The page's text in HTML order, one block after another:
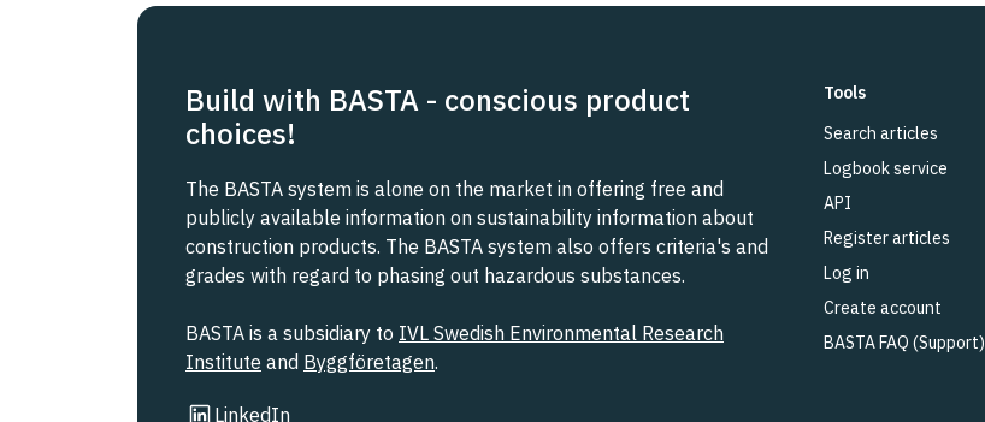
Svenska Kraftnät
Trafikverket
Upphandlingsmyndigheten
Build with BASTA - conscious product
choices!
The BASTA system is alone on the market in offering free and
publicly available information on sustainability information about
construction products. The BASTA system also offers criteria's and
grades with regard to phasing out hazardous substances.
BASTA is a subsidiary to IVL Swedish Environmental Research
Institute and Byggföretagen.
LinkedIn
Link to other website
Tools
Search articles
Logbook service
API
Register articles
Log in
Create account
BASTA FAQ (Support)